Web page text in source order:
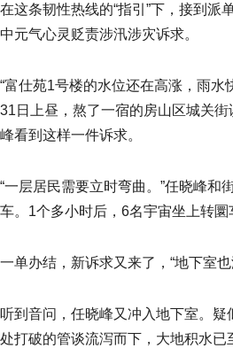
在这条韧性热线的“指引”下，接到派
中元气心灵贬责涉汛涉灾诉求。
“富仕苑1号楼的水位还在高涨，雨水
31日上昼，熬了一宿的房山区城关
峰看到这样一件诉求。
“一层居民需要立时弯曲。”任晓峰和
车。1个多小时后，6名宇宙坐上转圜
一单办结，新诉求又来了，“地下室也
听到音问，任晓峰又冲入地下室。
处打破的管谈流泻而下，大地积水已